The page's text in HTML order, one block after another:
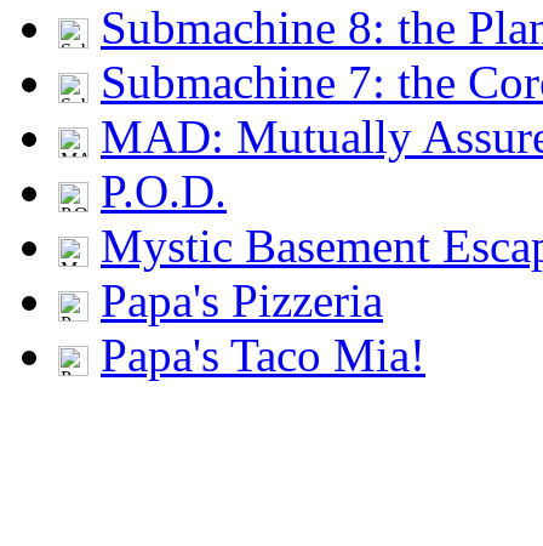
Submachine 8: the
Submachine 7: the
MAD: Mutually
P.O.D.
Mystic Basement
Papa's Pizzeria
Papa's Taco Mia!